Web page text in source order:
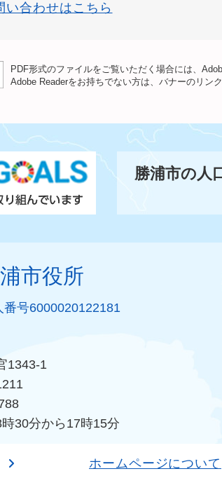
い合わせはこちら
PDF形式のファイルをご覧いただく場合には、
Adobe Readerをお持ちでない方は、バナーのリン
勝浦市の人
市役所
番号6000020122181
1343-1
30分から17時15分
ホームページについて